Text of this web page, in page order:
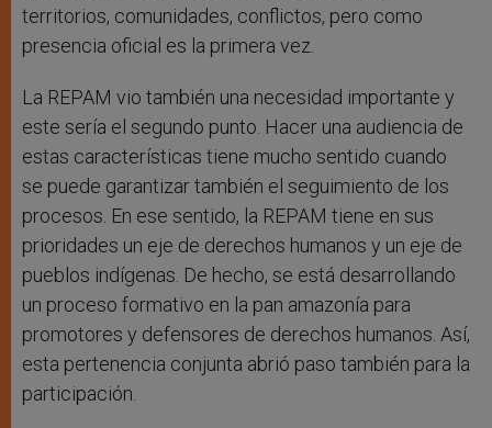
territorios, comunidades, conflictos, pero como
presencia oficial es la primera vez.
La REPAM vio también una necesidad importante y
este sería el segundo punto. Hacer una audiencia de
estas características tiene mucho sentido cuando
se puede garantizar también el seguimiento de los
procesos. En ese sentido, la REPAM tiene en sus
prioridades un eje de derechos humanos y un eje de
pueblos indígenas. De hecho, se está desarrollando
un proceso formativo en la pan amazonía para
promotores y defensores de derechos humanos. Así,
esta pertenencia conjunta abrió paso también para la
participación.